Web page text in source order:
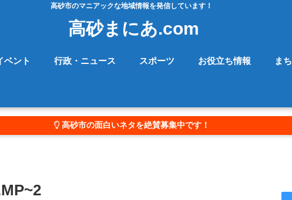
高砂市のマニアックな地域情報を発信しています！
高砂まにあ.com
ベント 行政・ニュース スポーツ お役立ち情報 ま
高砂市の面白いネタを絶賛募集中です！